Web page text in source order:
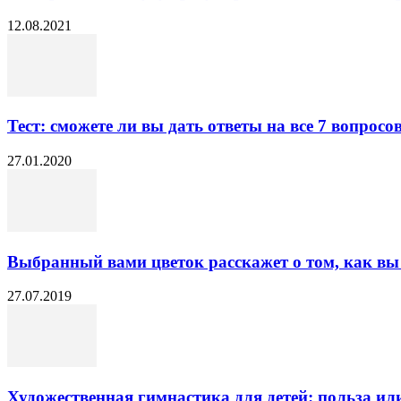
12.08.2021
Тест: сможете ли вы дать ответы на все 7
27.01.2020
Выбранный вами цветок расскажет о том, как вы
27.07.2019
Художественная гимнастика для детей: польза